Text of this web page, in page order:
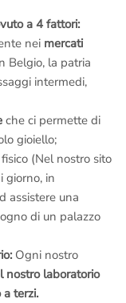
a 4 fattori:
nei mercati
Belgio, la patria
intermedi,
che ci permette di
gioiello;
(Nel nostro sito
giorno, in
assistere una
di un palazzo
Ogni nostro
nostro laboratorio
terzi.